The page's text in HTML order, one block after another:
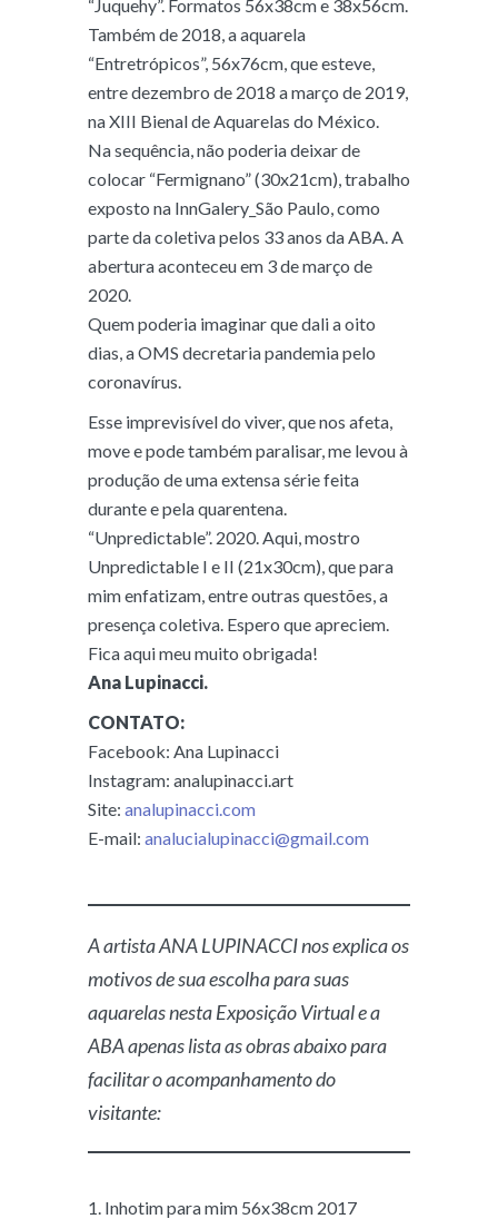
“Juquehy”. Formatos 56x38cm e 38x56cm.
Também de 2018, a aquarela
“Entretrópicos”, 56x76cm, que esteve,
entre dezembro de 2018 a março de 2019,
na XIII Bienal de Aquarelas do México.
Na sequência, não poderia deixar de
colocar “Fermignano” (30x21cm), trabalho
exposto na InnGalery_São Paulo, como
parte da coletiva pelos 33 anos da ABA. A
abertura aconteceu em 3 de março de
2020.
Quem poderia imaginar que dali a oito
dias, a OMS decretaria pandemia pelo
coronavírus.
Esse imprevisível do viver, que nos afeta,
move e pode também paralisar, me levou à
produção de uma extensa série feita
durante e pela quarentena.
“Unpredictable”. 2020. Aqui, mostro
Unpredictable I e II (21x30cm), que para
mim enfatizam, entre outras questões, a
presença coletiva. Espero que apreciem.
Fica aqui meu muito obrigada!
Ana Lupinacci.
CONTATO:
Facebook: Ana Lupinacci
Instagram: analupinacci.art
Site: analupinacci.com
E-mail: analucialupinacci@gmail.com
A artista ANA LUPINACCI nos explica os
motivos de sua escolha para suas
aquarelas nesta Exposição Virtual e a
ABA apenas lista as obras abaixo para
facilitar o acompanhamento do
visitante:
1. Inhotim para mim 56x38cm 2017